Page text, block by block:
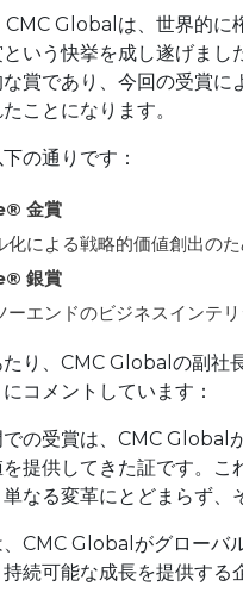
CMC Globalは、世界的
いう快挙を成し遂げま
賞であり、今回の受賞
ことになります。
の通りです：
金賞
化による戦略的価値創出の
銀賞
ーエンドのビジネスインテ
たり、CMC Globalの副社
コメントしています：
での受賞は、CMC
を提供してきた証です。
なる変革にとどまらず
CMC Globalがグローバ
続可能な成長を提供す